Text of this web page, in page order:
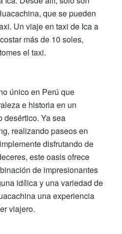
que se pueden
Un viaje en taxi de Ica a
más de 10 soles,
el taxi.
único en Perú que
e historia en un
desértico. Ya sea
realizando paseos en
disfrutando de
este oasis ofrece
de impresionantes
idílica y una variedad de
una experiencia
viajero.